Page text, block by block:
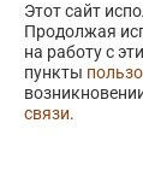
Этот сайт
Продолжая
на работу с
пункты
связи.